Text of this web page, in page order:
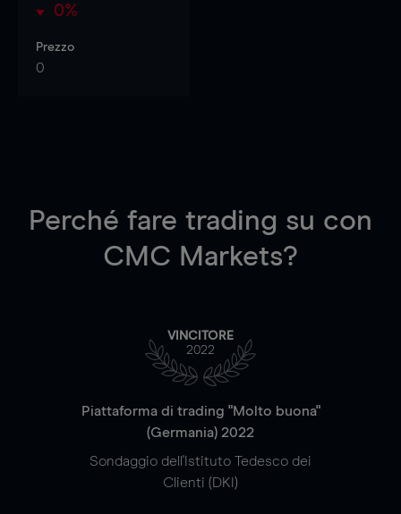
0%
Prezzo
0
Perché fare trading su con
CMC Markets?
VINCITORE
2022
Piattaforma di trading "Molto buona"
(Germania) 2022
Sondaggio dell'Istituto Tedesco dei
Clienti (DKI)